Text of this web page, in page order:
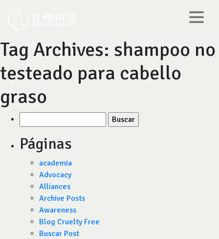
Tag Archives: shampoo no
testeado para cabello
graso
por:
Páginas
academia
Advocacy
Alliances
Archive Posts
Awareness
Blog Cruelty Free
Buscar Post